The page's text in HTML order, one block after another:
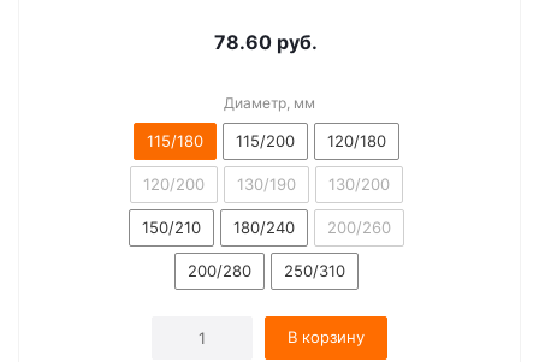
78.60руб.
Диаметр, мм
115/180 115/200 120/180
120/200 130/190 130/200
150/210 180/240 200/260
200/280 250/310
В корзину